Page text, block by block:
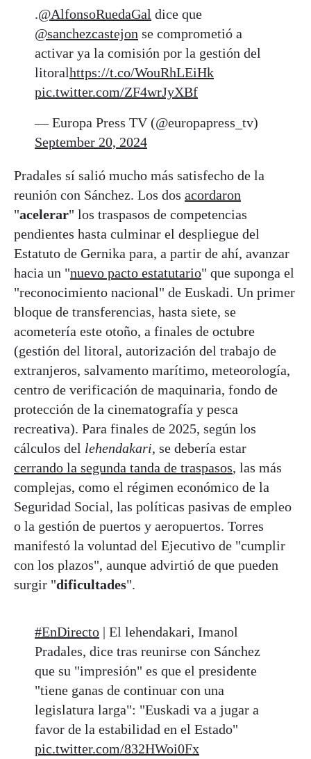
.@AlfonsoRuedaGal dice que
@sanchezcastejon se comprometió a
activar ya la comisión por la gestión del
litoralhttps://t.co/WouRhLEiHk
pic.twitter.com/ZF4wrJyXBf
— Europa Press TV (@europapress_tv)
September 20, 2024
Pradales sí salió mucho más satisfecho de la
reunión con Sánchez. Los dos acordaron
"acelerar" los traspasos de competencias
pendientes hasta culminar el despliegue del
Estatuto de Gernika para, a partir de ahí, avanzar
hacia un "nuevo pacto estatutario" que suponga el
"reconocimiento nacional" de Euskadi. Un primer
bloque de transferencias, hasta siete, se
acometería este otoño, a finales de octubre
(gestión del litoral, autorización del trabajo de
extranjeros, salvamento marítimo, meteorología,
centro de verificación de maquinaria, fondo de
protección de la cinematografía y pesca
recreativa). Para finales de 2025, según los
cálculos del lehendakari, se debería estar
cerrando la segunda tanda de traspasos, las más
complejas, como el régimen económico de la
Seguridad Social, las políticas pasivas de empleo
o la gestión de puertos y aeropuertos. Torres
manifestó la voluntad del Ejecutivo de "cumplir
con los plazos", aunque advirtió de que pueden
surgir "dificultades".
#EnDirecto | El lehendakari, Imanol
Pradales, dice tras reunirse con Sánchez
que su "impresión" es que el presidente
"tiene ganas de continuar con una
legislatura larga": "Euskadi va a jugar a
favor de la estabilidad en el Estado"
pic.twitter.com/832HWoi0Fx